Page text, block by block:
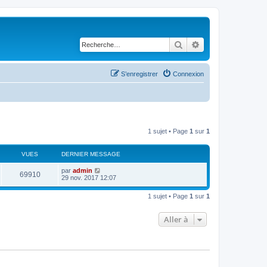
Rechercher
Connexion
S’enregistrer
1 sujet • Page 1 sur 1
VUES DERNIER MESSAGE
69910 par admin
29 nov. 2017 12:07
1 sujet • Page 1 sur 1
Aller à